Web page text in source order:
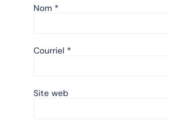
Nom *
Courriel *
Site web